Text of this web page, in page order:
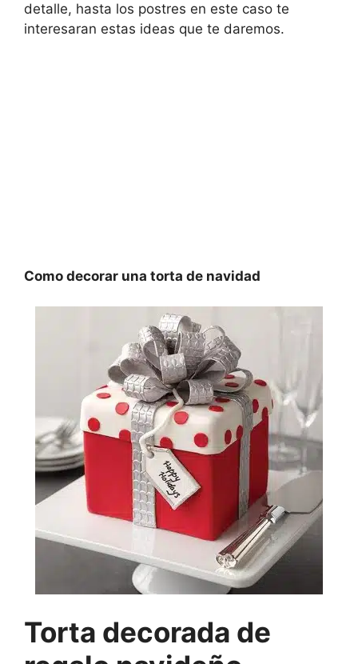
detalle, hasta los postres en este caso te
interesaran estas ideas que te daremos.
Como decorar una torta de navidad
Torta decorada de